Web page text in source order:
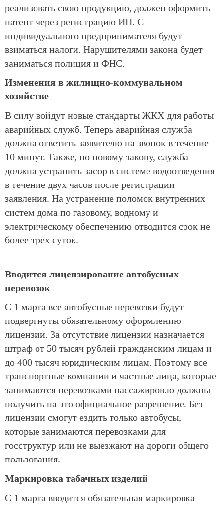
реализовать свою продукцию, должен оформить
патент через регистрацию ИП. С
индивидуального предпринимателя будут
взиматься налоги. Нарушителями закона будет
заниматься полиция и ФНС.
Изменения в жилищно-коммунальном
хозяйстве
В силу войдут новые стандарты ЖКХ для работы
аварийных служб. Теперь аварийная служба
должна ответить заявителю на звонок в течение
10 минут. Также, по новому закону, служба
должна устранить засор в системе водоотведения
в течение двух часов после регистрации
заявления. На устранение поломок внутренних
систем дома по газовому, водному и
электрическому обеспечению отводится срок не
более трех суток.
Вводится лицензирование автобусных
перевозок
С 1 марта все автобусные перевозки будут
подвергнуты обязательному оформлению
лицензии. За отсутствие лицензии назначается
штраф от 50 тысяч рублей гражданским лицам и
до 400 тысяч юридическим лицам. Поэтому все
транспортные компании и частные лица, которые
занимаются перевозками пассажиров.ю должны
получить на это официальное разрешение. Без
лицензии смогут ездить только автобусы,
которые занимаются перевозками для
госструктур или не выезжают на дороги общего
пользования.
Маркировка табачных изделий
С 1 марта вводится обязательная маркировка